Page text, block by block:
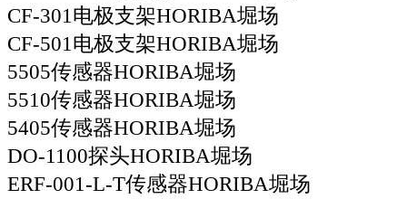
CF-301电极支架HORIBA堀场
CF-501电极支架HORIBA堀场
5505传感器HORIBA堀场
5510传感器HORIBA堀场
5405传感器HORIBA堀场
DO-1100探头HORIBA堀场
ERF-001-L-T传感器HORIBA堀场